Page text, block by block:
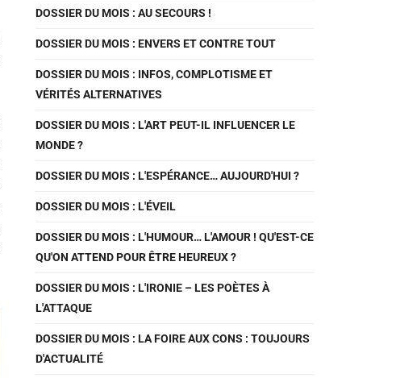
DOSSIER DU MOIS : AU SECOURS !
DOSSIER DU MOIS : ENVERS ET CONTRE TOUT
DOSSIER DU MOIS : INFOS, COMPLOTISME ET
VÉRITÉS ALTERNATIVES
DOSSIER DU MOIS : L'ART PEUT-IL INFLUENCER LE
MONDE ?
DOSSIER DU MOIS : L'ESPÉRANCE… AUJOURD'HUI ?
DOSSIER DU MOIS : L'ÉVEIL
DOSSIER DU MOIS : L'HUMOUR… L'AMOUR ! QU'EST-CE
QU'ON ATTEND POUR ÊTRE HEUREUX ?
DOSSIER DU MOIS : L'IRONIE – LES POÈTES À
L'ATTAQUE
DOSSIER DU MOIS : LA FOIRE AUX CONS : TOUJOURS
D'ACTUALITÉ